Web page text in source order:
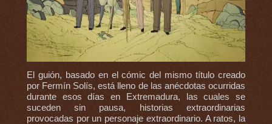
El guión, basado en el cómic del mismo título creado
por Fermín Solís, está lleno de las anécdotas ocurridas
durante esos días en Extremadura, las cuales se
suceden sin pausa, historias extraordinarias
provocadas por un personaje extraordinario. A ratos, la